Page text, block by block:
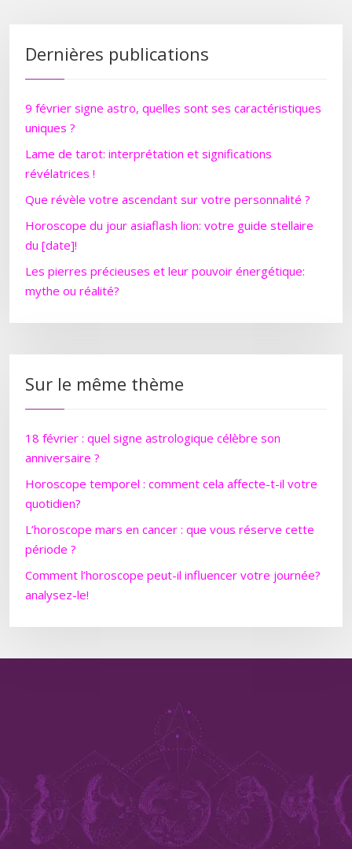
Dernières publications
9 février signe astro, quelles sont ses caractéristiques
uniques ?
Lame de tarot: interprétation et significations
révélatrices !
Que révèle votre ascendant sur votre personnalité ?
Horoscope du jour asiaflash lion: votre guide stellaire
du [date]!
Les pierres précieuses et leur pouvoir énergétique:
mythe ou réalité?
Sur le même thème
18 février : quel signe astrologique célèbre son
anniversaire ?
Horoscope temporel : comment cela affecte-t-il votre
quotidien?
L’horoscope mars en cancer : que vous réserve cette
période ?
Comment l’horoscope peut-il influencer votre journée?
analysez-le!